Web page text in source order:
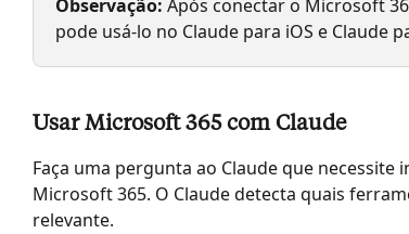
Observação: Após conectar o Microsoft
pode usá-lo no Claude para iOS e Claude
Usar Microsoft 365 com Claude
Faça uma pergunta ao Claude que necessite
Microsoft 365. O Claude detecta quais
relevante.